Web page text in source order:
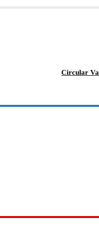
Circular